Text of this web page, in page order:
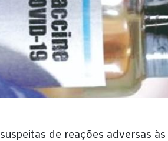
de reações adversas